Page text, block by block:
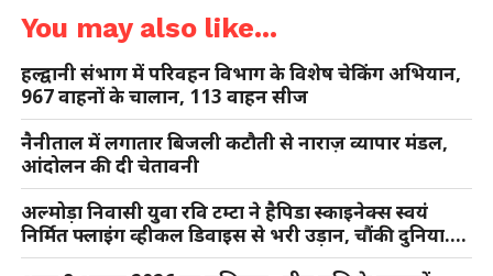
You may also like...
हल्द्वानी संभाग में परिवहन विभाग के विशेष चेकिंग अभियान,
967 वाहनों के चालान, 113 वाहन सीज
नैनीताल में लगातार बिजली कटौती से नाराज़ व्यापार मंडल,
आंदोलन की दी चेतावनी
अल्मोड़ा निवासी युवा रवि टम्टा ने हैपिडा स्काइनेक्स स्वयं
निर्मित फ्लाइंग व्हीकल डिवाइस से भरी उड़ान, चौंकी दुनिया….